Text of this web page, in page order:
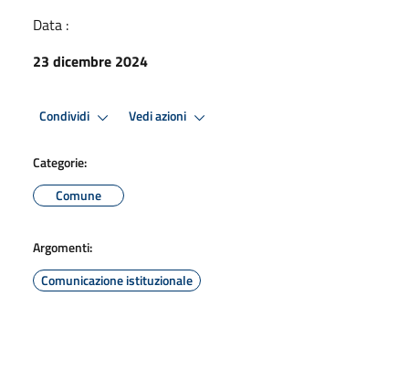
Data :
23 dicembre 2024
Condividi Vedi azioni
Categorie:
Comune
Argomenti:
Comunicazione istituzionale